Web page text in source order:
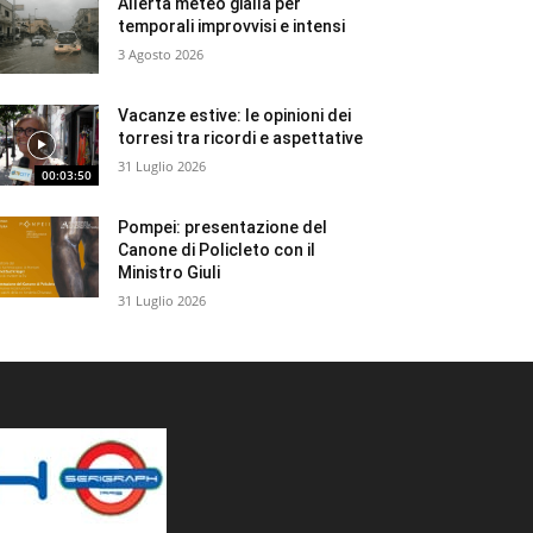
temporali improvvisi e intensi
3 Agosto 2026
00:03:50
Vacanze estive: le opinioni dei
torresi tra ricordi e aspettative
31 Luglio 2026
Pompei: presentazione del
Canone di Policleto con il
Ministro Giuli
31 Luglio 2026